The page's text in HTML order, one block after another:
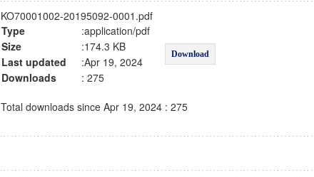
KO70001002-20195092-0001.pdf
Type
:application/pdf
Download
Size
:174.3 KB
Last updated
:Apr 19, 2024
Downloads
: 275
Total downloads since Apr 19, 2024 : 275